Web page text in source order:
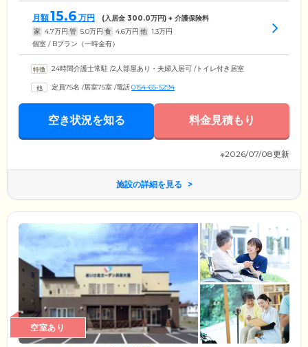
月額15.6 万円 (入居金 300.0万円) + 介護保険料
家 4.7万円 管 5.0万円 食 4.6万円 他 1.3万円
個室 / Bプラン（一時金有）
24時間介護士常駐 /2人部屋あり・夫婦入居可 /トイレ付き居室
定員75名 /居室75室 /電話0154-65-5294
空き状況を知る 料金見積もり
※2026/07/08更新
施設の詳細を見る
空室あり